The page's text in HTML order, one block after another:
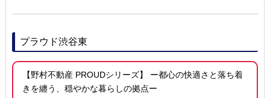
プラウド渋谷東
【野村不動産 PROUDシリーズ】 ー都心の快適さと落ち着
きを纏う、穏やかな暮らしの拠点ー